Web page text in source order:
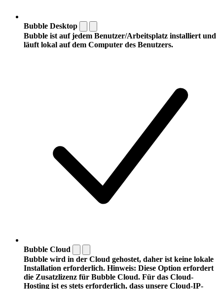
Bubble Desktop
Bubble ist auf jedem Benutzer/Arbeitsplatz installiert und
läuft lokal auf dem Computer des Benutzers.
Bubble Cloud
Bubble wird in der Cloud gehostet, daher ist keine lokale
Installation erforderlich. Hinweis: Diese Option erfordert
die Zusatzlizenz für Bubble Cloud. Für das Cloud-
Hosting ist es stets erforderlich, dass unsere Cloud-IP-